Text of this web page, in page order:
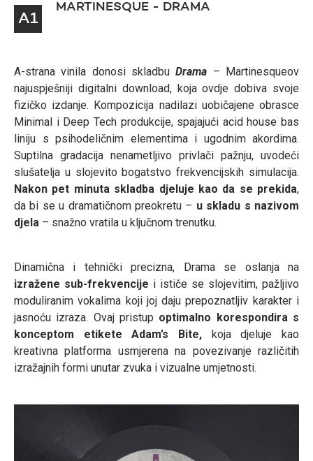
A1
MARTINESQUE - DRAMA
A-strana vinila donosi skladbuDrama – Martinesqueov
najuspješniji digitalni download, koja ovdje dobiva svoje
fizičko izdanje. Kompozicija nadilazi uobičajene obrasce
Minimal i Deep Tech produkcije, spajajući acid house bas
liniju s psihodeličnim elementima i ugodnim akordima.
Suptilna gradacija nenametljivo privlači pažnju, uvodeći
slušatelja u slojevito bogatstvo frekvencijskih simulacija.
Nakon pet minuta skladba djeluje kao da se prekida,
da bi se u dramatičnom preokretu – u skladu s nazivom
djela – snažno vratila u ključnom trenutku.
Dinamična i tehnički precizna, Drama se oslanja na
izražene sub-frekvencije i ističe se slojevitim, pažljivo
moduliranim vokalima koji joj daju prepoznatljiv karakter i
jasnoću izraza. Ovaj pristup optimalno korespondira s
konceptom etikete Adam’s Bite, koja djeluje kao
kreativna platforma usmjerena na povezivanje različitih
izražajnih formi unutar zvuka i vizualne umjetnosti.